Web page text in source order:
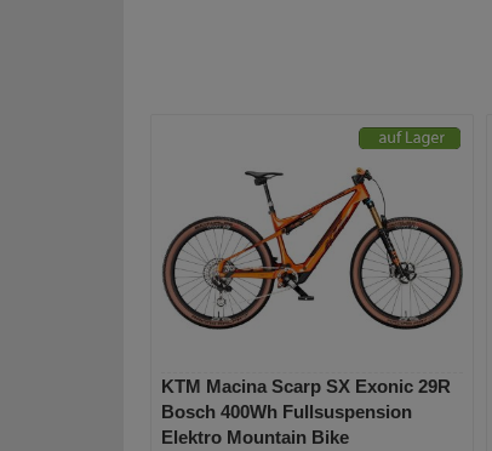
KTM Macina Scarp SX Exonic 29R
Bosch 400Wh Fullsuspension
Elektro Mountain Bike